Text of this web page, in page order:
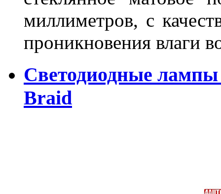
миллиметров, с
проникновения влаги
Светодиодные лампы
Braid